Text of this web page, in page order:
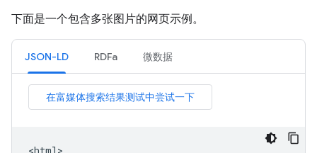
下面是一个包含多张图片的网页示例。
JSON-LD RDFa 微数据